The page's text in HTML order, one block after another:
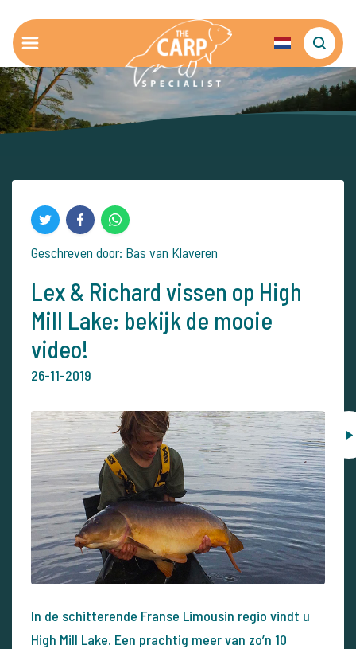
Geschreven door: Bas van Klaveren
Lex & Richard vissen op High
Mill Lake: bekijk de mooie
video!
26-11-2019
In de schitterende Franse Limousin regio vindt u
High Mill Lake. Een prachtig meer van zo’n 10